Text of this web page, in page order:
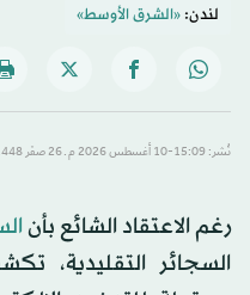
لندن:«الشرق الأوسط»
نُشر: 15:09-10 أغسطس 2026 م ـ 26 صفَر 1448 هـ
رغم الاعتقاد الشائع بأن
السجائر التقليدية،